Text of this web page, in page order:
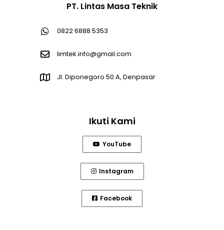
PT. Lintas Masa Teknik
0822 6888 5353
limtek.info@gmail.com
Jl. Diponegoro 50 A, Denpasar
Ikuti Kami
YouTube
Instagram
Facebook